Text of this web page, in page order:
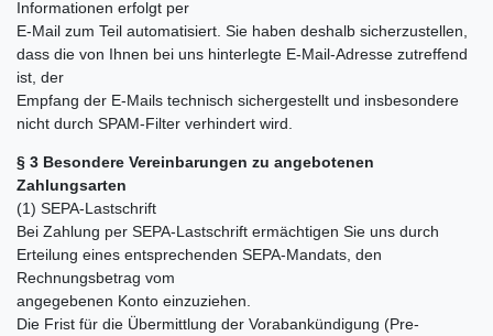
Informationen erfolgt per
E-Mail zum Teil automatisiert. Sie haben deshalb sicherzustellen,
dass die von Ihnen bei uns hinterlegte E-Mail-Adresse zutreffend
ist, der
Empfang der E-Mails technisch sichergestellt und insbesondere
nicht durch SPAM-Filter verhindert wird.
§ 3 Besondere Vereinbarungen zu angebotenen
Zahlungsarten
(1) SEPA-Lastschrift
Bei Zahlung per SEPA-Lastschrift ermächtigen Sie uns durch
Erteilung eines entsprechenden SEPA-Mandats, den
Rechnungsbetrag vom
angegebenen Konto einzuziehen.
Die Frist für die Übermittlung der Vorabankündigung (Pre-